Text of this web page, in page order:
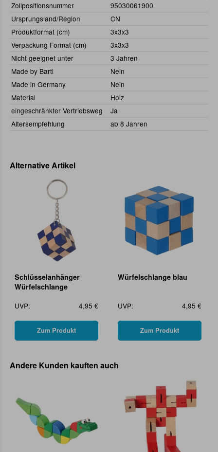
Zollpositionsnummer
95030061900
Ursprungsland/Region
CN
Produktformat (cm)
3x3x3
Verpackung Format (cm)
3x3x3
Nicht geeignet unter
3 Jahren
Made by Bartl
Nein
Made in Germany
Nein
Material
Holz
eingeschränkter Vertriebsweg
Ja
Altersempfehlung
ab 8 Jahren
Alternative Artikel
Schlüsselanhänger
Würfelschlange
UVP:
4,95 €
Zum Produkt
Würfelschlange blau
UVP: 4,95 €
Zum Produkt
Andere Kunden kauften auch